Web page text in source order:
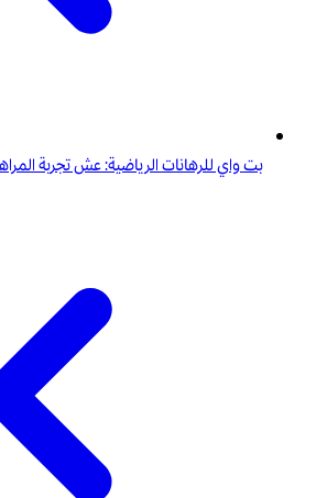
بت واي للرهانات الرياضية: عش تجربة